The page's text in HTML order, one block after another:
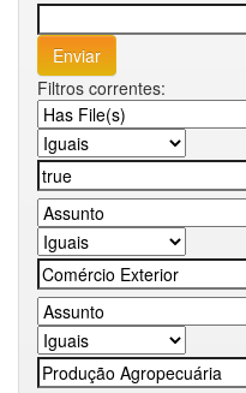
Filtros correntes: